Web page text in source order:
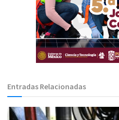
Entradas Relacionadas